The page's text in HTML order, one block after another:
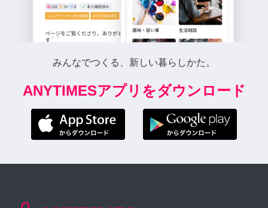
みんなでつくる、新しい暮らしかた。
ANYTIMESアプリをダウンロード